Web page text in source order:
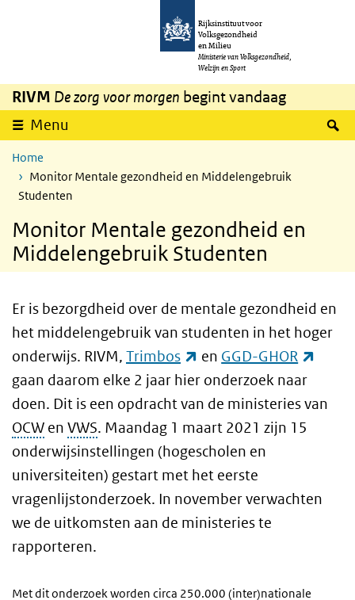
Overslaan en naar de inhoud gaan
Rijksinstituut voor
Volksgezondheid
en Milieu
Ministerie van Volksgezondheid,
Welzijn en Sport
RIVM De zorg voor morgen begint vandaag
Menu
Home
Monitor Mentale gezondheid en Middelengebruik
Studenten
Monitor Mentale gezondheid en
Middelengebruik Studenten
Er is bezorgdheid over de mentale gezondheid en
het middelengebruik van studenten in het hoger
onderwijs. RIVM, Trimbos (externe link)
en GGD-GHOR
gaan daarom elke 2 jaar hier onderzoek naar
doen. Dit is een opdracht van de ministeries van
OCW en VWS. Maandag 1 maart 2021 zijn 15
onderwijsinstellingen (hogescholen en
universiteiten) gestart met het eerste
vragenlijstonderzoek. In november verwachten
we de uitkomsten aan de ministeries te
rapporteren.
Met dit onderzoek worden circa 250.000 (inter)nationale